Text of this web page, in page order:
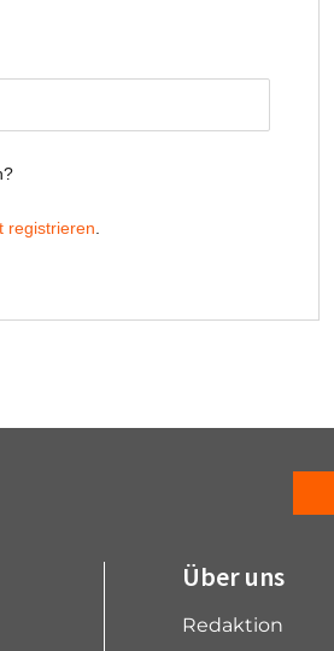
Über uns
Redaktion